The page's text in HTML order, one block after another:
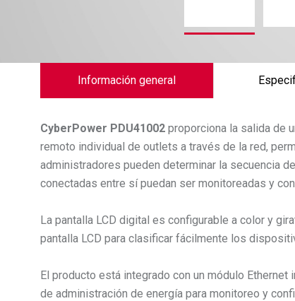
Información general
CyberPower PDU41002 proporciona la salida de
remoto individual de outlets a través de la red,
administradores pueden determinar la secuencia
conectadas entre sí puedan ser monitoreadas y
La pantalla LCD digital es configurable a color y
pantalla LCD para clasificar fácilmente los
El producto está integrado con un módulo
de administración de energía para monitoreo y